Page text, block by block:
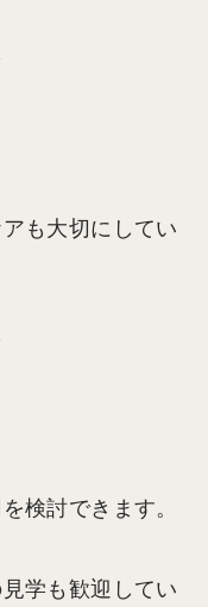
も大切にしてい
検討できます。
学も歓迎してい